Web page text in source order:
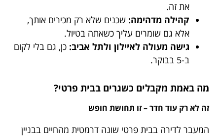
את זה.
קהילה מדהימה: שכנים שלא רק מכירים אותך,
אלא גם שומרים עליך כשאתה בטיול.
גישה מעולה לאיילון ולתל אביב: כן, גם בלי לקום
ב-5 בבוקר.
מה באמת מקבלים כשגרים בבית פרטי?
זה לא רק עוד חדר – זו תחושת חופש
המעבר לדירה בבית פרטי שונה דרמטית מהחיים בבניין